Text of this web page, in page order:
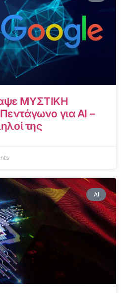
ΜΥΣΤΙΚΗ
για AI –
της
AI